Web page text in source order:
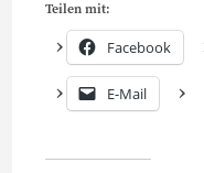
Teilen mit:
Facebook
E-Mail